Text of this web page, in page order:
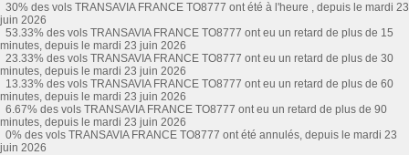
30% des vols TRANSAVIA FRANCE TO8777 ont été à l'heure , depuis le mardi 23
juin 2026
53.33% des vols TRANSAVIA FRANCE TO8777 ont eu un retard de plus de 15
minutes, depuis le mardi 23 juin 2026
23.33% des vols TRANSAVIA FRANCE TO8777 ont eu un retard de plus de 30
minutes, depuis le mardi 23 juin 2026
13.33% des vols TRANSAVIA FRANCE TO8777 ont eu un retard de plus de 60
minutes, depuis le mardi 23 juin 2026
6.67% des vols TRANSAVIA FRANCE TO8777 ont eu un retard de plus de 90
minutes, depuis le mardi 23 juin 2026
0% des vols TRANSAVIA FRANCE TO8777 ont été annulés, depuis le mardi 23
juin 2026